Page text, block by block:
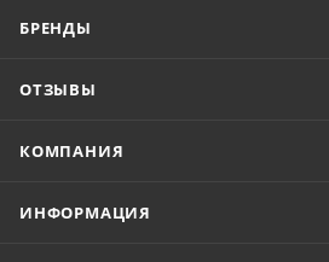
БРЕНДЫ
ОТЗЫВЫ
КОМПАНИЯ
ИНФОРМАЦИЯ